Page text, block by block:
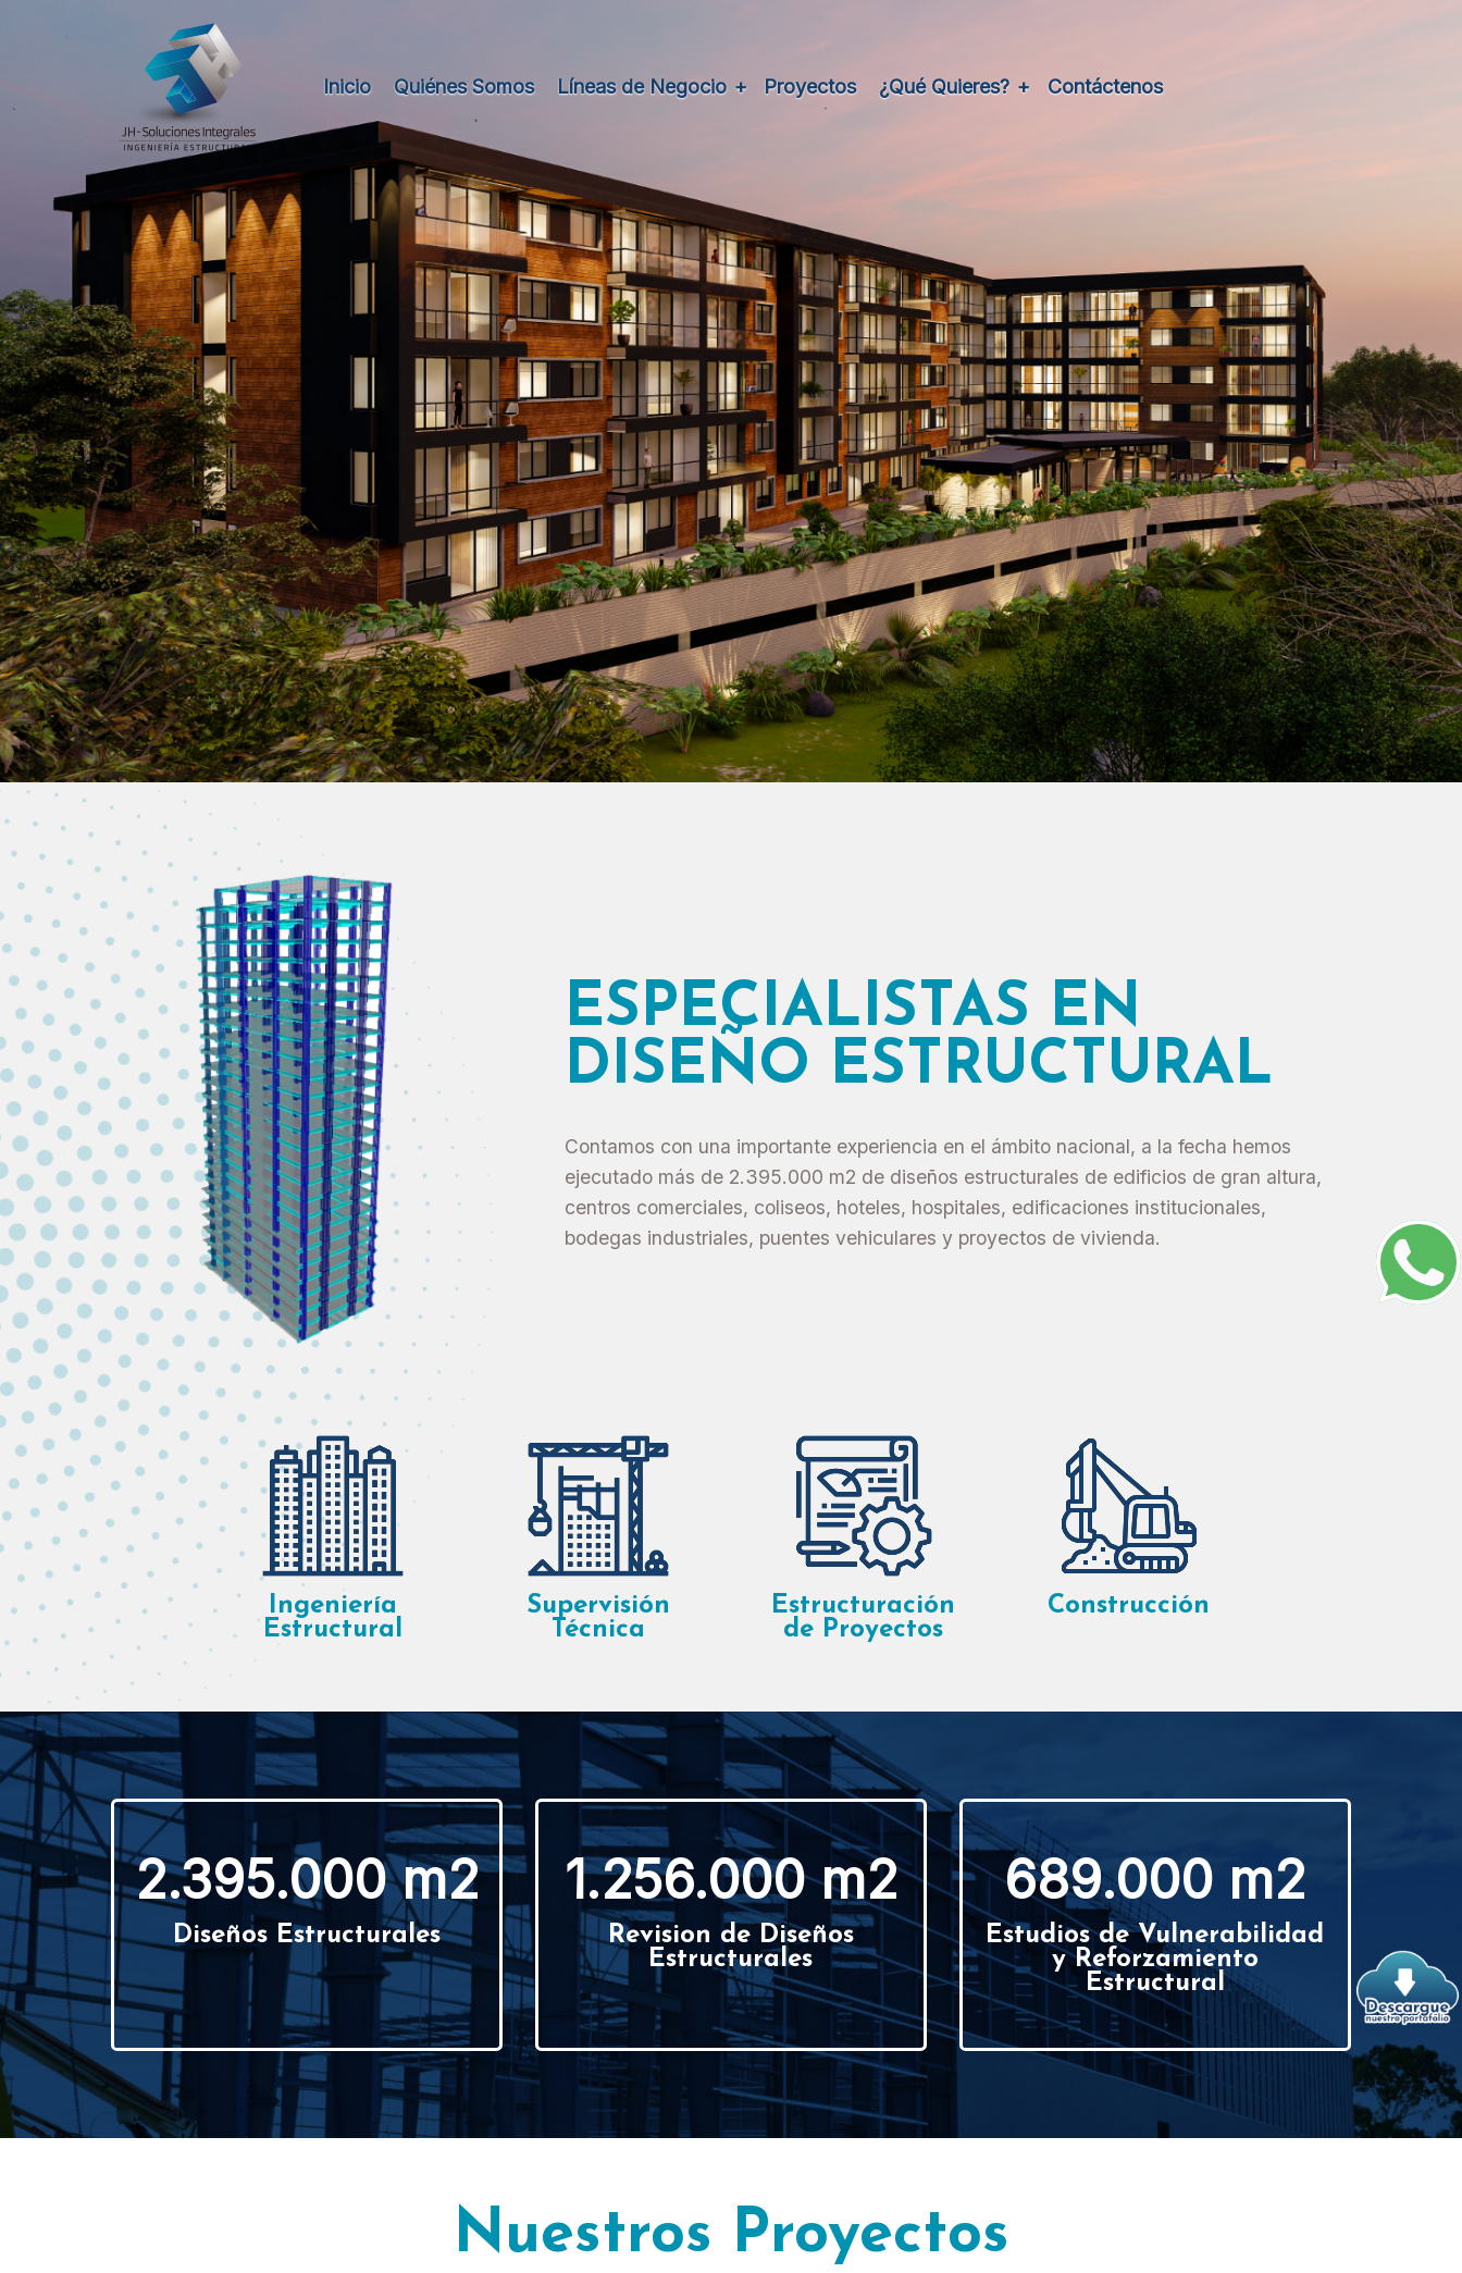
Inicio Quiénes Somos Líneas de Negocio Proyectos ¿Qué Quieres? Contáctenos
ESPECIALISTAS EN
DISEÑO ESTRUCTURAL
Contamos con una importante experiencia en el ámbito nacional, a la fecha hemos
ejecutado más de 2.395.000 m2 de diseños estructurales de edificios de gran altura,
centros comerciales, coliseos, hoteles, hospitales, edificaciones institucionales,
bodegas industriales, puentes vehiculares y proyectos de vivienda.
Ingeniería
Estructural
Supervisión
Técnica
Estructuración
de Proyectos
Construcción
2.395.000 m2
Diseños Estructurales
1.256.000 m2
Revision de Diseños
Estructurales
689.000 m2
Estudios de Vulnerabilidad
y Reforzamiento
Estructural
Nuestros Proyectos